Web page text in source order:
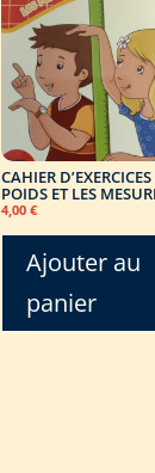
CAHIER D’EXERCICES
POIDS ET LES
4,00€
Ajouter au
panier